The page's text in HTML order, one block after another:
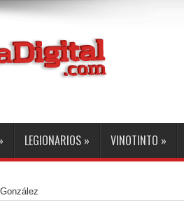
LEGIONARIOS » VINOTINTO »